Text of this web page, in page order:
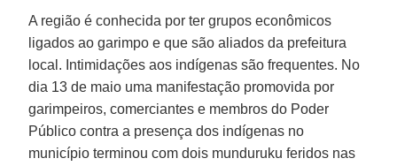
A região é conhecida por ter grupos econômicos
ligados ao garimpo e que são aliados da prefeitura
local. Intimidações aos indígenas são frequentes. No
dia 13 de maio uma manifestação promovida por
garimpeiros, comerciantes e membros do Poder
Público contra a presença dos indígenas no
município terminou com dois munduruku feridos nas